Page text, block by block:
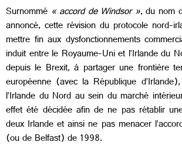
Surnommé « accord de Windsor », du nom
annoncé, cette révision du protocole nord-
mettre fin aux dysfonctionnements
induit entre le Royaume-Uni et l’Irlande du
depuis le Brexit, à partager une frontière
européenne (avec la République
l’Irlande du Nord au sein du marché
effet été décidée afin de ne pas rétablir
deux Irlande et ainsi ne pas menacer
(ou de Belfast) de 1998.